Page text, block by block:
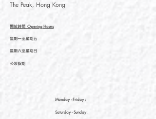
The Peak, Hong Kong
開放時間 Opening Hours
星期一至星期五
星期六至星期日
公眾假期
Monday - Friday :
Saturday- Sunday :